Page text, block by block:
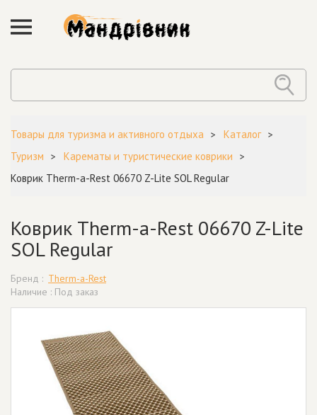
Товары для туризма и активного отдыха
Каталог
Туризм
Карематы и туристические коврики
Коврик Therm-a-Rest 06670 Z-Lite SOL Regular
Коврик Therm-a-Rest 06670 Z-Lite
SOL Regular
Бренд : Therm-a-Rest
Наличие : Под заказ